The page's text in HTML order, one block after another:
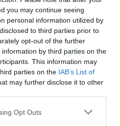
you may continue seeing
personal information utilized by
to third parties prior to
opt-out of the further
by third parties on the
This information may
parties on the IAB’s List of
may further disclose it to other
Opt Outs
és az előkészített
és az előmelegített
30 percre.
fokra emeljük, a fóliát
és a töltött
és tetszés